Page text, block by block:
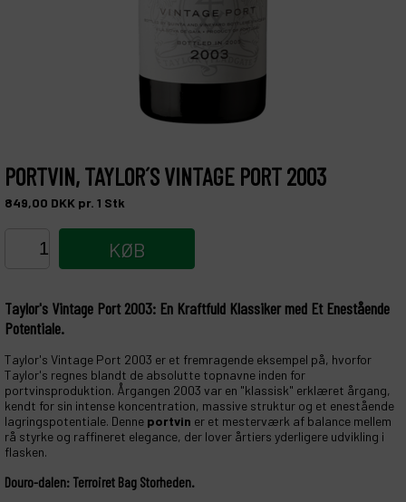
PORTVIN, TAYLOR´S VINTAGE PORT 2003
849,00 DKK pr. 1 Stk
KØB
Taylor's Vintage Port 2003: En Kraftfuld Klassiker med Et Enestående
Potentiale.
Taylor's Vintage Port 2003 er et fremragende eksempel på, hvorfor
Taylor's regnes blandt de absolutte topnavne inden for
portvinsproduktion. Årgangen 2003 var en "klassisk" erklæret årgang,
kendt for sin intense koncentration, massive struktur og et enestående
lagringspotentiale. Denne portvin er et mesterværk af balance mellem
rå styrke og raffineret elegance, der lover årtiers yderligere udvikling i
flasken.
Douro-dalen: Terroiret Bag Storheden.